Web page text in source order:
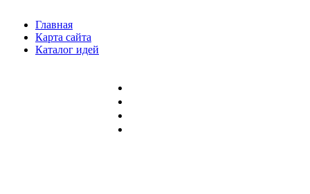
Главная
Карта сайта
Каталог идей